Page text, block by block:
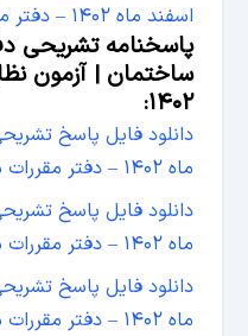
اسفند ماه ۱۴۰۲ – دفتر مقررات ملی ساختمان
پاسخنامه تشریحی
ساختمان | آزمون
۱۴۰۲:
دانلود فایل پاسخ
ماه ۱۴۰۲ – دفتر مقررات ملی ساختمان
دانلود فایل پاسخ
ماه ۱۴۰۲ – دفتر مقررات ملی ساختمان
دانلود فایل پاسخ
ماه ۱۴۰۲ – دفتر مقررات ملی ساختمان